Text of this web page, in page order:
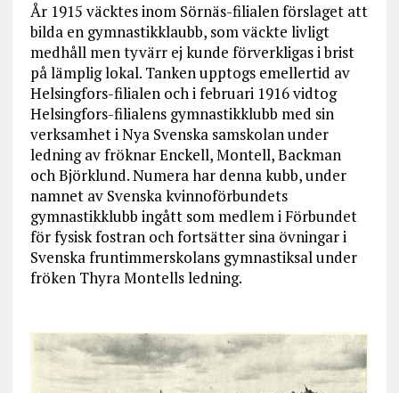
År 1915 väcktes inom Sörnäs-filialen förslaget att
bilda en gymnastikklaubb, som väckte livligt
medhåll men tyvärr ej kunde förverkligas i brist
på lämplig lokal. Tanken upptogs emellertid av
Helsingfors-filialen och i februari 1916 vidtog
Helsingfors-filialens gymnastikklubb med sin
verksamhet i Nya Svenska samskolan under
ledning av fröknar Enckell, Montell, Backman
och Björklund. Numera har denna kubb, under
namnet av Svenska kvinnoförbundets
gymnastikklubb ingått som medlem i Förbundet
för fysisk fostran och fortsätter sina övningar i
Svenska fruntimmerskolans gymnastiksal under
fröken Thyra Montells ledning.